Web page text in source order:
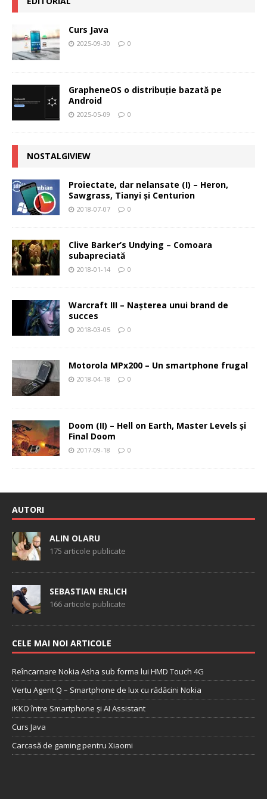
Curs Java
2025-09-30 0
GrapheneOS o distribuție bazată pe
Android
2025-05-09 0
NOSTALGIVIEW
Proiectate, dar nelansate (I) – Heron,
Sawgrass, Tianyi şi Centurion
2018-07-07 0
Clive Barker’s Undying – Comoara
subapreciată
2018-01-14 0
Warcraft III – Naşterea unui brand de
succes
2018-03-05 0
Motorola MPx200 – Un smartphone frugal
2018-04-18 0
Doom (II) – Hell on Earth, Master Levels şi
Final Doom
2017-09-18 0
AUTORI
ALIN OLARU
175 articole publicate
SEBASTIAN ERLICH
166 articole publicate
CELE MAI NOI ARTICOLE
Reîncarnare Nokia Asha sub forma lui HMD Touch 4G
Vertu Agent Q – Smartphone de lux cu rădăcini Nokia
iKKO între Smartphone și AI Assistant
Curs Java
Carcasă de gaming pentru Xiaomi